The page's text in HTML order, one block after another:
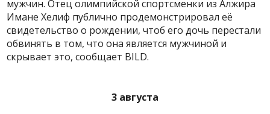
мужчин. Отец олимпийской спортсменки из Алжира
Имане Хелиф публично продемонстрировал её
свидетельство о рождении, чтоб его дочь перестали
обвинять в том, что она является мужчиной и
скрывает это, сообщает BILD.
3 августа